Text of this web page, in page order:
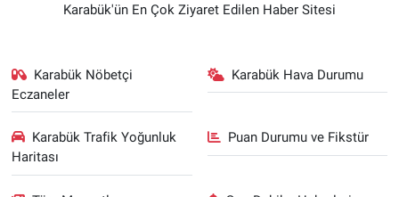
Karabük'ün En Çok Ziyaret Edilen Haber Sitesi
Karabük Nöbetçi
Eczaneler
Karabük Hava Durumu
Karabük Trafik Yoğunluk
Haritası
Puan Durumu ve Fikstür